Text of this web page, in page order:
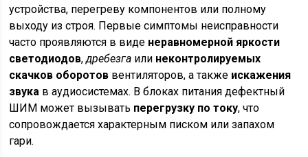
устройства, перегреву компонентов или полному
выходу из строя. Первые симптомы неисправности
часто проявляются в виде неравномерной яркости
светодиодов,дребезга или неконтролируемых
скачков оборотов вентиляторов, а также искажения
звука в аудиосистемах. В блоках питания дефектный
ШИМ может вызывать перегрузку по току, что
сопровождается характерным писком или запахом
гари.